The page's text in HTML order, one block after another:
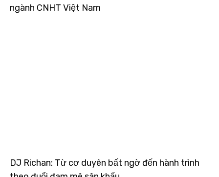
ngành CNHT Việt Nam
DJ Richan: Từ cơ duyên bất ngờ đến hành trình